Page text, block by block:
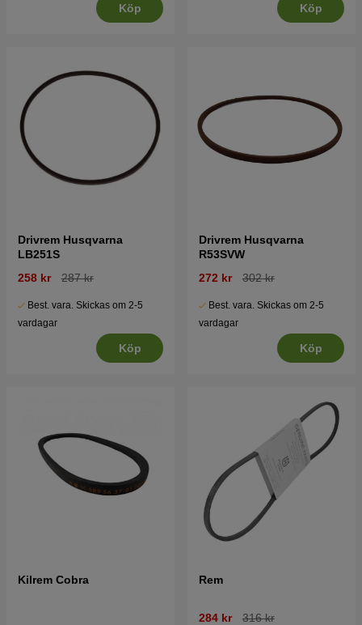
Köp Köp
Drivrem Husqvarna
LB251S
258 kr
287 kr
Best. vara. Skickas om 2-5
vardagar
Köp
Drivrem Husqvarna
R53SVW
272 kr
302 kr
Best. vara. Skickas om 2-5
vardagar
Köp
Kilrem Cobra Rem
284 kr 316 kr